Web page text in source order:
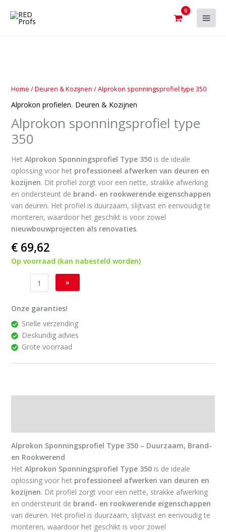
naar
Home /Deuren & Kozijnen / Alprokon sponningsprofiel type 350
Alprokon profielen, Deuren & Kozijnen
Alprokon sponningsprofiel type
350
Het Alprokon Sponningsprofiel Type 350is de ideale
oplossing voor het professioneel afwerken van deuren en
kozijnen. Dit profiel zorgt voor een nette, strakke afwerking
en ondersteunt de brand- en rookwerende eigenschappen
van deuren. Het profiel is duurzaam, slijtvast en eenvoudig te
monteren, waardoor het geschikt is voor zowel
nieuwbouwprojecten als renovaties.
€69,62
Op voorraad (kan nabesteld worden)
type
aantal
»
Onze garanties!
Snelle verzending
Deskundig advies
Grote voorraad
Alprokon Sponningsprofiel Type 350 – Duurzaam, Brand-
en Rookwerend
Het Alprokon Sponningsprofiel Type 350is de ideale
oplossing voor het professioneel afwerken van deuren en
kozijnen. Dit profiel zorgt voor een nette, strakke afwerking
en ondersteunt de brand- en rookwerende eigenschappen
van deuren. Het profiel is duurzaam, slijtvast en eenvoudig te
monteren, waardoor het geschikt is voor zowel